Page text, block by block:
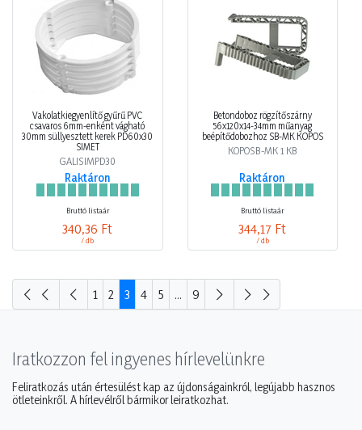
Vakolatkiegyenlítő gyűrű PVC
csavaros 6mm-enként vágható
30mm süllyesztett kerek PD60x30
SIMET
GALISIMPD30
Raktáron
Bruttó listaár
340,36 Ft
/ db
Betondoboz rögzítőszárny
56x120x14-34mm műanyag
beépítődobozhoz SB-MK KOPOS
KOPOSB-MK 1 KB
Raktáron
Bruttó listaár
344,17 Ft
/ db
1 2 3 4 5 ... 9
Iratkozzon fel ingyenes hírlevelünkre
Feliratkozás után értesülést kap az újdonságainkról, legújabb hasznos
ötleteinkről. A hírlevélről bármikor leiratkozhat.